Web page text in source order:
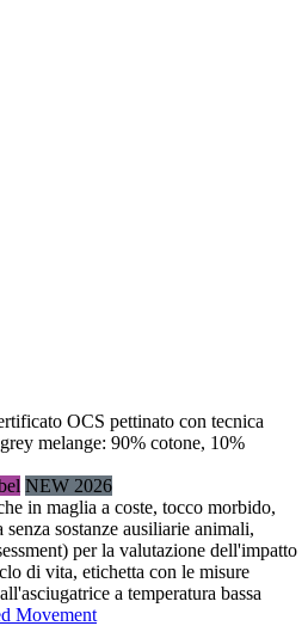
OCS pettinato con tecnica
melange: 90% cotone, 10%
NEW 2026
in maglia a coste, tocco morbido,
sostanze ausiliarie animali,
per la valutazione dell'impatto
di vita, etichetta con le misure
a temperatura bassa
Movement